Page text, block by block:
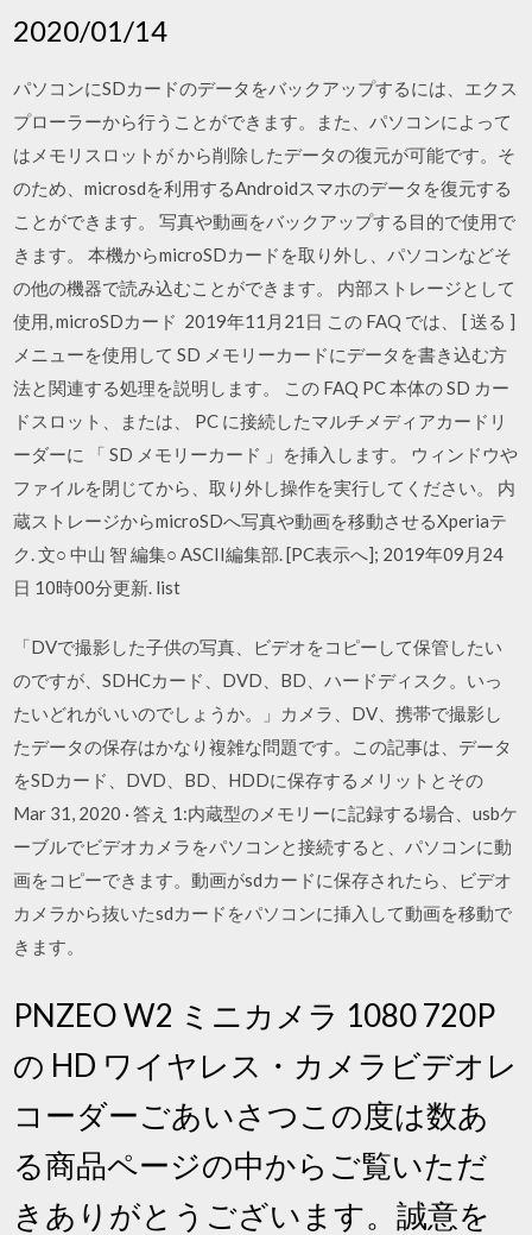
2020/01/14
パソコンにSDカードのデータをバックアップするには、エクス
プローラーから行うことができます。また、パソコンによって
はメモリスロットが から削除したデータの復元が可能です。そ
のため、microsdを利用するAndroidスマホのデータを復元する
ことができます。 写真や動画をバックアップする目的で使用で
きます。 本機からmicroSDカードを取り外し、パソコンなどそ
の他の機器で読み込むことができます。 内部ストレージとして
使用, microSDカード 2019年11月21日 この FAQ では、 [ 送る ]
メニューを使用して SD メモリーカードにデータを書き込む方
法と関連する処理を説明します。 この FAQ PC 本体の SD カー
ドスロット、または、 PC に接続したマルチメディアカードリ
ーダーに 「 SD メモリーカード 」を挿入します。 ウィンドウや
ファイルを閉じてから、取り外し操作を実行してください。 内
蔵ストレージからmicroSDへ写真や動画を移動させるXperiaテ
ク. 文○ 中山 智 編集○ ASCII編集部. [PC表示へ]; 2019年09月24
日 10時00分更新. list
「DVで撮影した子供の写真、ビデオをコピーして保管したい
のですが、SDHCカード、DVD、BD、ハードディスク。いっ
たいどれがいいのでしょうか。」カメラ、DV、携帯で撮影し
たデータの保存はかなり複雑な問題です。この記事は、データ
をSDカード、DVD、BD、HDDに保存するメリットとその
Mar 31, 2020 · 答え 1:内蔵型のメモリーに記録する場合、usbケ
ーブルでビデオカメラをパソコンと接続すると、パソコンに動
画をコピーできます。動画がsdカードに保存されたら、ビデオ
カメラから抜いたsdカードをパソコンに挿入して動画を移動で
きます。
PNZEO W2 ミニカメラ 1080 720P
の HD ワイヤレス・カメラビデオレ
コーダーごあいさつこの度は数あ
る商品ページの中からご覧いただ
きありがとうございます。誠意を